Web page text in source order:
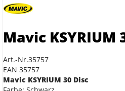
Mavic KSYRIUM
Art.-Nr.35757
EAN 35757
Mavic KSYRIUM 30 Disc